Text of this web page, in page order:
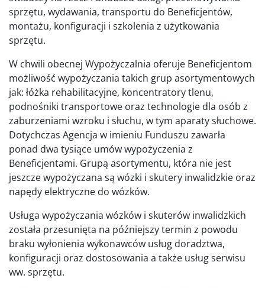
sprzętu, wydawania, transportu do Beneficjentów,
montażu, konfiguracji i szkolenia z użytkowania
sprzętu.
W chwili obecnej Wypożyczalnia oferuje Beneficjentom
możliwość wypożyczania takich grup asortymentowych
jak: łóżka rehabilitacyjne, koncentratory tlenu,
podnośniki transportowe oraz technologie dla osób z
zaburzeniami wzroku i słuchu, w tym aparaty słuchowe.
Dotychczas Agencja w imieniu Funduszu zawarła
ponad dwa tysiące umów wypożyczenia z
Beneficjentami. Grupą asortymentu, która nie jest
jeszcze wypożyczana są wózki i skutery inwalidzkie oraz
napędy elektryczne do wózków.
Usługa wypożyczania wózków i skuterów inwalidzkich
została przesunięta na późniejszy termin z powodu
braku wyłonienia wykonawców usług doradztwa,
konfiguracji oraz dostosowania a także usług serwisu
ww. sprzętu.